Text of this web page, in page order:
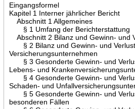
Eingangsformel
Kapitel 1 Interner jährlicher Bericht
Abschnitt 1 Allgemeines
§ 1 Umfang der Berichterstattung
Abschnitt 2 Bilanz und Gewinn- und
§ 2 Bilanz und Gewinn- und
Versicherungsunternehmen
§ 3 Gesonderte Gewinn- und
Lebens- und
§ 4 Gesonderte Gewinn- und
Schaden- und
§ 5 Gesonderte Gewinn- und
besonderen Fällen